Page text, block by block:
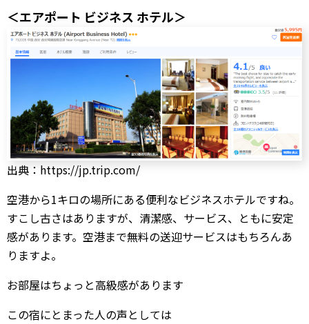
＜エアポート ビジネス ホテル＞
出典：https://jp.trip.com/
空港から1キロの場所にある便利なビジネスホテルですね。
すこし古さはありますが、清潔感、サービス、ともに安定
感があります。空港まで無料の送迎サービスはもちろんあ
りますよ。
お部屋はちょっと高級感があります
この宿にとまった人の声としては